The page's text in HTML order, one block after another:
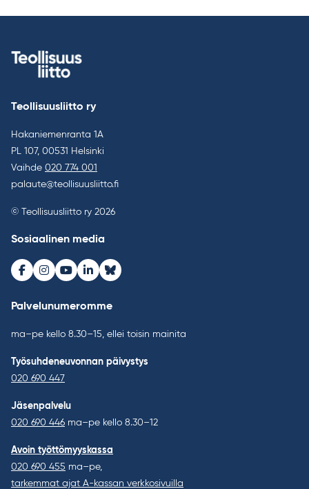
Teollisuusliitto ry
Hakaniemenranta 1A
PL 107, 00531 Helsinki
Vaihde 020 774 001
palaute@teollisuusliitto.fi
© Teollisuusliitto ry 2026
Sosiaalinen media
Facebook
Instagram
Youtube
LinkedInBluesky
Palvelunumeromme
ma–pe kello 8.30–15, ellei toisin mainita
Työsuhdeneuvonnan päivystys
020 690 447
Jäsenpalvelu
020 690 446 ma–pe kello 8.30–12
Avoin työttömyyskassa
020 690 455 ma–pe,
tarkemmat ajat A-kassan verkkosivuilla